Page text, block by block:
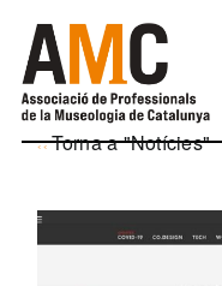
content
Torna a "Notícies"